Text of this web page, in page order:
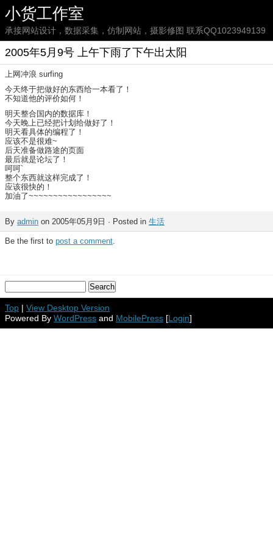
小货工作室
承接网站设计，数据采集，仿制网站，摄影修图 联系QQ1023949139
2005年5月9号 上午下雨了下午出太阳
上网冲浪 surfing
今天终于把做好的东西给一本看了！
不知道他的评价如何！
明天整合国内的数据库！
今天晚上已经把计划给做好了！
明天看具体的编程了！
应该不是很难~
后天准备做路途的页面
最后就是论坛了！
呵呵`
整个东西就这样完成了！
应该很快的！
加油了~~~~~~~~~~~~~~~~~
By admin on 2005年05月9日 · Posted in 生活
Be the first to post a comment.
Top | View Desktop Version
Powered By WordPress and MobilePress [Login]